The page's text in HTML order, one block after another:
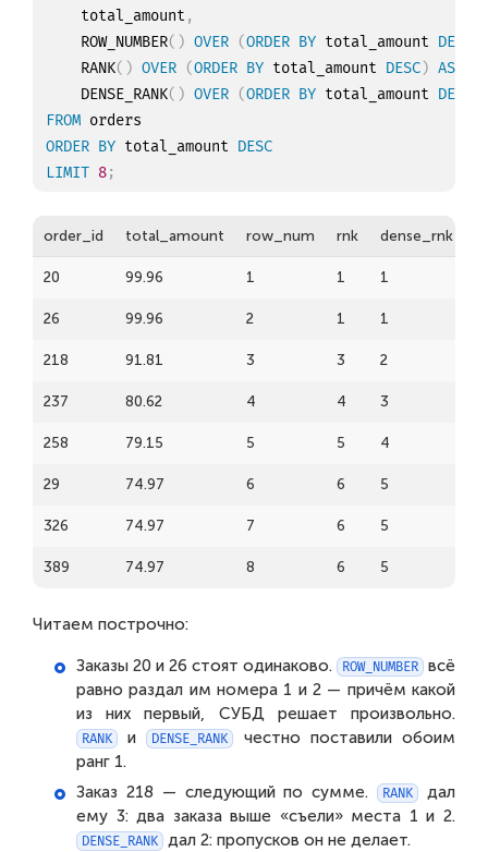
    total_amount
,
    ROW_NUMBER
( ) OVER (ORDER BY total_amount DESC
    RANK
( ) OVER (ORDER BY total_amount DESC) AS
    DENSE_RANK
( ) OVER (ORDER BY total_amount DESC
FROM
ORDER BY total_amount DESC
LIMIT 8;
order_id total_amount row_num rnk dense_rnk
20 99.96 1 1 1
26 99.96 2 1 1
218 91.81 3 3 2
237 80.62 4 4 3
258 79.15 5 5 4
29 74.97 6 6 5
326 74.97 7 6 5
389 74.97 8 6 5
Читаем построчно:
Заказы 20 и 26 стоят одинаково. ROW_NUMBER всё
равно раздал им номера 1 и 2 — причём какой
из них первый, СУБД решает произвольно.
RANK и DENSE_RANK
честно поставили обоим
ранг 1.
Заказ 218 — следующий по сумме. RANK
дал
ему 3: два заказа выше «съели» места 1 и 2.
DENSE_RANK дал 2: пропусков он не делает.